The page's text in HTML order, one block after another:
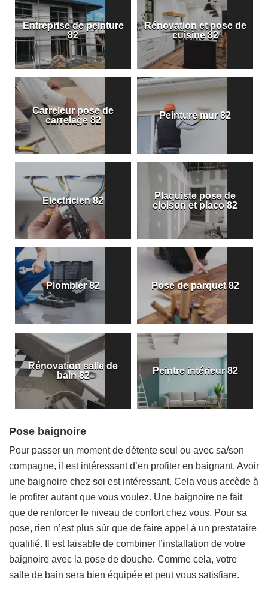
Entreprise de peinture
82
Rénovation et pose de
cuisine 82
Carreleur pose de
carrelage 82
Peinture mur 82
Electricien 82
Plaquiste pose de
cloison et placo 82
Plombier 82 Pose de parquet 82
Rénovation salle de
bain 82
Peintre intérieur 82
Pose baignoire
Pour passer un moment de détente seul ou avec sa/son
compagne, il est intéressant d’en profiter en baignant. Avoir
une baignoire chez soi est intéressant. Cela vous accède à
le profiter autant que vous voulez. Une baignoire ne fait
que de renforcer le niveau de confort chez vous. Pour sa
pose, rien n’est plus sûr que de faire appel à un prestataire
qualifié. Il est faisable de combiner l’installation de votre
baignoire avec la pose de douche. Comme cela, votre
salle de bain sera bien équipée et peut vous satisfiare.